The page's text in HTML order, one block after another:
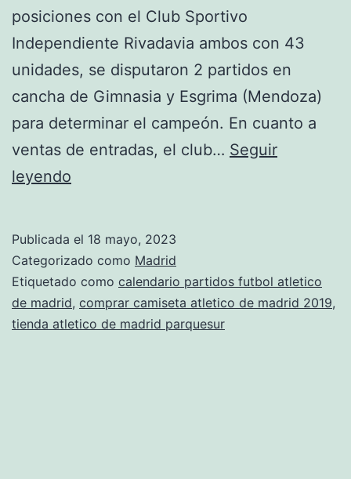
posiciones con el Club Sportivo
Independiente Rivadavia ambos con 43
unidades, se disputaron 2 partidos en
cancha de Gimnasia y Esgrima (Mendoza)
para determinar el campeón. En cuanto a
ventas de entradas, el club… Seguir
leyendo
madrid
2020
el
corte
Publicada el 18 mayo, 2023
Categorizado como Madrid
Etiquetado como calendario partidos futbol atletico
de madrid, comprar camiseta atletico de madrid 2019,
tienda atletico de madrid parquesur